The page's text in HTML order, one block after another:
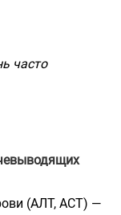
часто
(АЛТ, АСТ) —